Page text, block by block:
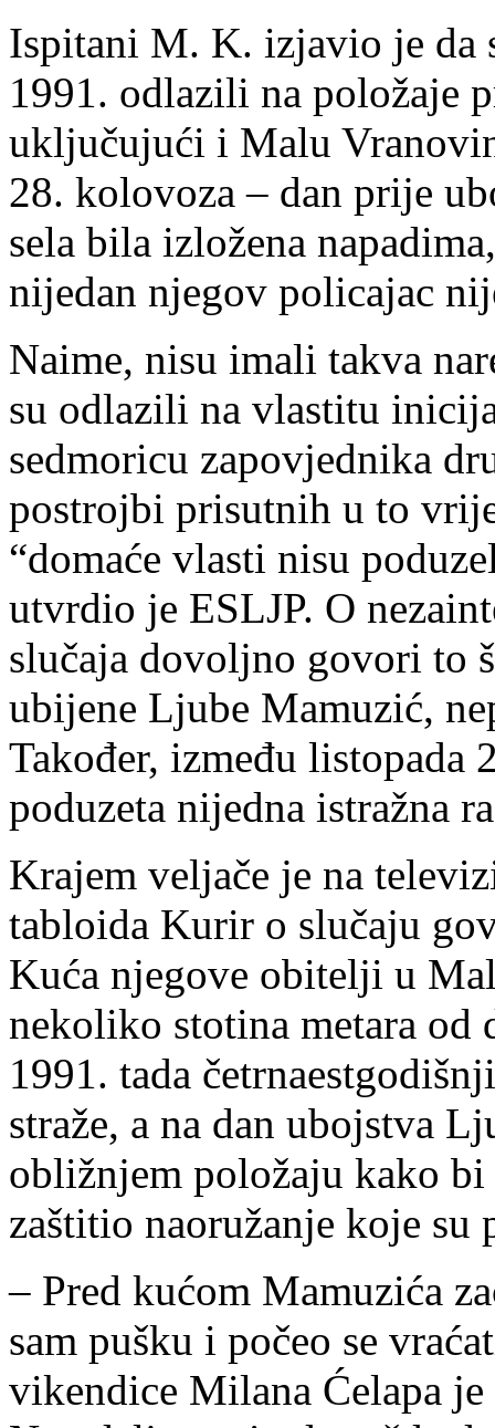
Ispitani M. K. izjavio je da
1991. odlazili na položaje
uključujući i Malu
28. kolovoza – dan prije
sela bila izložena
nijedan njegov policajac
Naime, nisu imali takva
su odlazili na vlastitu
sedmoricu zapovjednika
postrojbi prisutnih u to
“domaće vlasti nisu
utvrdio je ESLJP. O
slučaja dovoljno govori to
ubijene Ljube Mamuzić,
Također, između listopada
poduzeta nijedna istražna
Krajem veljače je na
tabloida Kurir o slučaju
Kuća njegove obitelji u
nekoliko stotina metara
1991. tada
straže, a na dan ubojstva
obližnjem položaju kako
zaštitio naoružanje koje
– Pred kućom Mamuzića
sam pušku i počeo se
vikendice Milana Ćelapa